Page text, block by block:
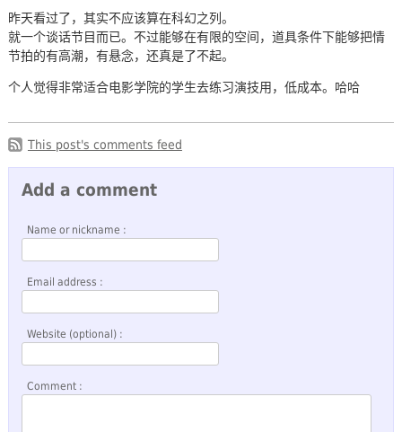
昨天看过了，其实不应该算在科幻之列。
就一个谈话节目而已。不过能够在有限的空间，道具条件下能够把情
节拍的有高潮，有悬念，还真是了不起。
个人觉得非常适合电影学院的学生去练习演技用，低成本。哈哈
This post's comments feed
Add a comment
Name or nickname :
Email address :
Website (optional) :
Comment :